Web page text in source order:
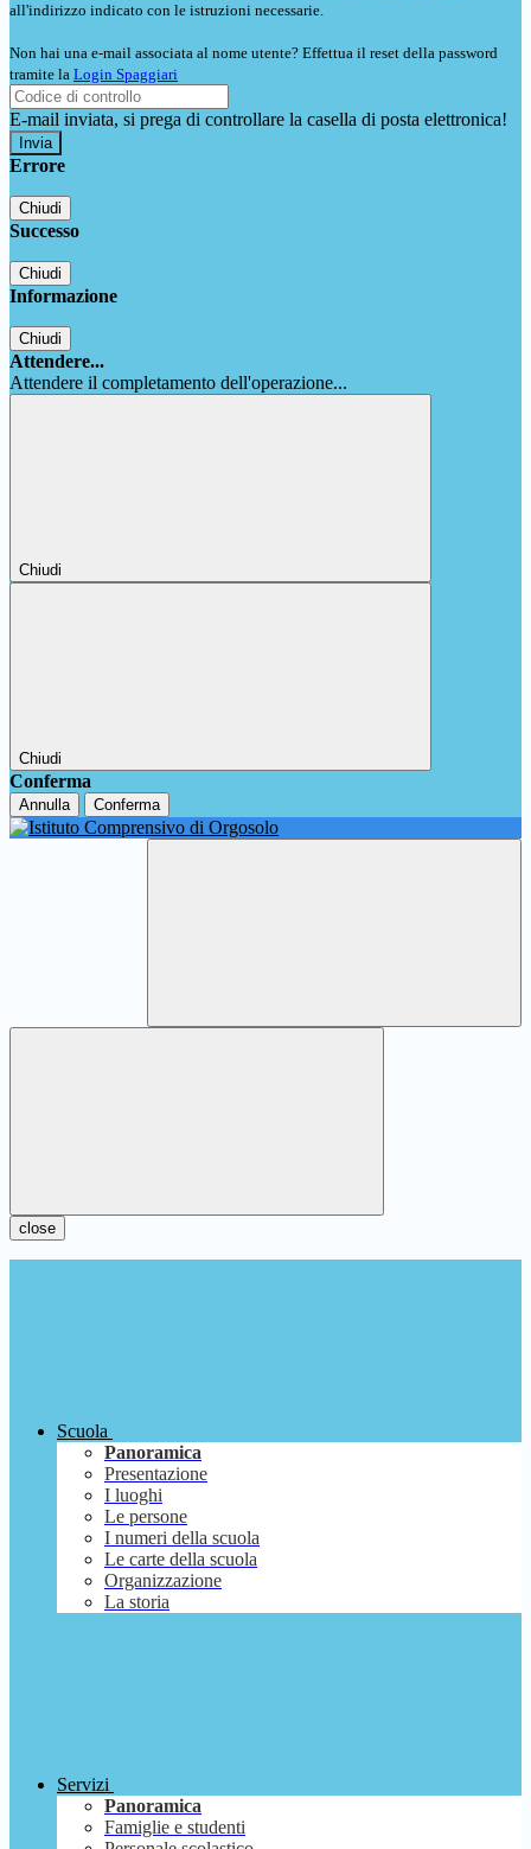
all'indirizzo indicato con le istruzioni necessarie.
Non hai una e-mail associata al nome utente? Effettua il reset della password
tramite la Login Spaggiari
E-mail inviata, si prega di controllare la casella di posta elettronica!
Errore
Chiudi
Successo
Chiudi
Informazione
Chiudi
Attendere...
Attendere il completamento dell'operazione...
Chiudi
Chiudi
Conferma
Annulla Conferma
close
Scuola
Panoramica
Presentazione
I luoghi
Le persone
I numeri della scuola
Le carte della scuola
Organizzazione
La storia
Servizi
Panoramica
Famiglie e studenti